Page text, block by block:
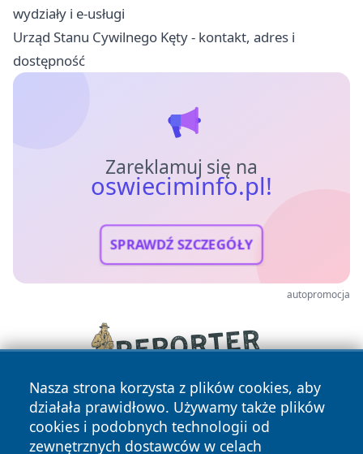
wydziały i e-usługi
Urząd Stanu Cywilnego Kęty - kontakt, adres i
dostępność
Zareklamuj się na
oswieciminfo.pl!
SPRAWDŹ SZCZEGÓŁY
autopromocja
Nasza strona korzysta z plików cookies, aby
działała prawidłowo. Używamy także plików
cookies i podobnych technologii od
zewnętrznych dostawców w celach